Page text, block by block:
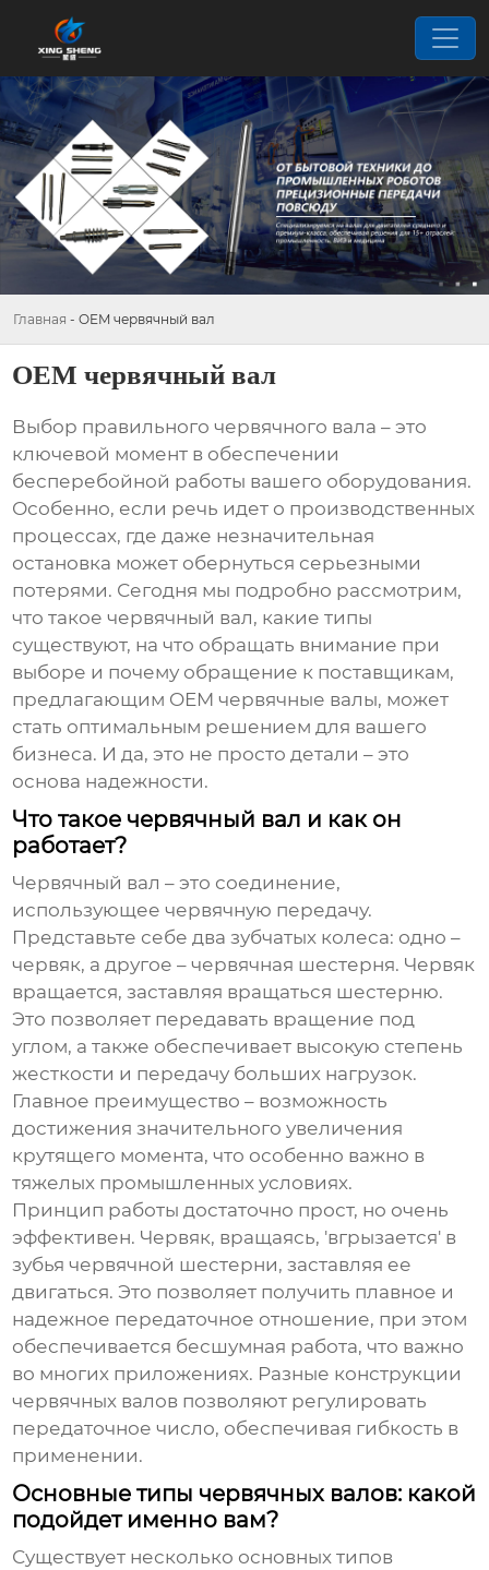
Главная - OEM червячный вал
OEM червячный вал
Выбор правильногочервячного вала – это
ключевой момент в обеспечении
бесперебойной работы вашего оборудования.
Особенно, если речь идет о производственных
процессах, где даже незначительная
остановка может обернуться серьезными
потерями. Сегодня мы подробно рассмотрим,
что такоечервячный вал, какие типы
существуют, на что обращать внимание при
выборе и почему обращение к поставщикам,
предлагающим OEM червячные валы, может
стать оптимальным решением для вашего
бизнеса. И да, это не просто детали – это
основа надежности.
Что такое червячный вал и как он
работает?
Червячный вал – это соединение,
использующее червячную передачу.
Представьте себе два зубчатых колеса: одно –
червяк, а другое – червячная шестерня. Червяк
вращается, заставляя вращаться шестерню.
Это позволяет передавать вращение под
углом, а также обеспечивает высокую степень
жесткости и передачу больших нагрузок.
Главное преимущество – возможность
достижения значительного увеличения
крутящего момента, что особенно важно в
тяжелых промышленных условиях.
Принцип работы достаточно прост, но очень
эффективен. Червяк, вращаясь, 'вгрызается' в
зубья червячной шестерни, заставляя ее
двигаться. Это позволяет получить плавное и
надежное передаточное отношение, при этом
обеспечивается бесшумная работа, что важно
во многих приложениях. Разные конструкции
червячных валов позволяют регулировать
передаточное число, обеспечивая гибкость в
применении.
Основные типы червячных валов: какой
подойдет именно вам?
Существует несколько основных типов